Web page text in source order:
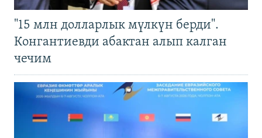
"15 млн долларлык мүлкүн берди".
Конгантиевди абактан алып калган
чечим